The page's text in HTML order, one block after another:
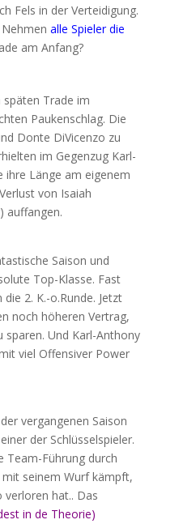
Fels in der Verteidigung.
alle Spieler die
am Anfang?
Trade im
Paukenschlag. Die
Donte DiVicenzo zu
im Gegenzug Karl-
Länge am eigenem
von Isaiah
auffangen.
Saison und
Top-Klasse. Fast
2. K.-o.Runde. Jetzt
noch höheren Vertrag,
Und Karl-Anthony
viel Offensiver Power
vergangenen Saison
der Schlüsselspieler.
Team-Führung durch
seinem Wurf kämpft,
hat.. Das
in de Theorie)